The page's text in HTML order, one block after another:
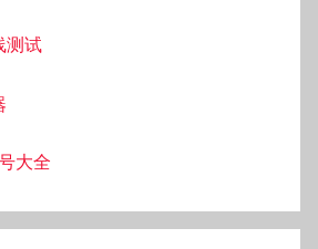
测试
大全